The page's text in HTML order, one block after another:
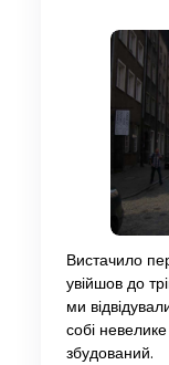
Вистачило
увійшов до
ми
собі
збудований.